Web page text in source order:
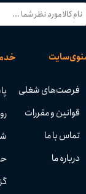
سایت
فرصت‌های شغلی
قوانین و مقررات
تماس با ما
درباره ما